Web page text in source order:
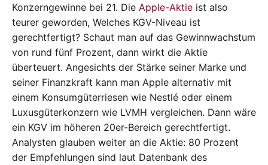
Konzerngewinne bei 21. Die Apple-Aktie ist also
teurer geworden, Welches KGV-Niveau ist
gerechtfertigt? Schaut man auf das Gewinnwachstum
von rund fünf Prozent, dann wirkt die Aktie
überteuert. Angesichts der Stärke seiner Marke und
seiner Finanzkraft kann man Apple alternativ mit
einem Konsumgüterriesen wie Nestlé oder einem
Luxusgüterkonzern wie LVMH vergleichen. Dann wäre
ein KGV im höheren 20er-Bereich gerechtfertigt.
Analysten glauben weiter an die Aktie: 80 Prozent
der Empfehlungen sind laut Datenbank des